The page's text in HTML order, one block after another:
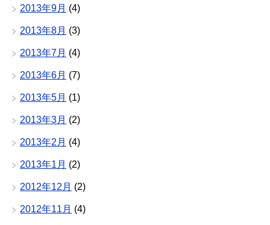
2013年9月 (4)
2013年8月 (3)
2013年7月 (4)
2013年6月 (7)
2013年5月 (1)
2013年3月 (2)
2013年2月 (4)
2013年1月 (2)
2012年12月 (2)
2012年11月 (4)